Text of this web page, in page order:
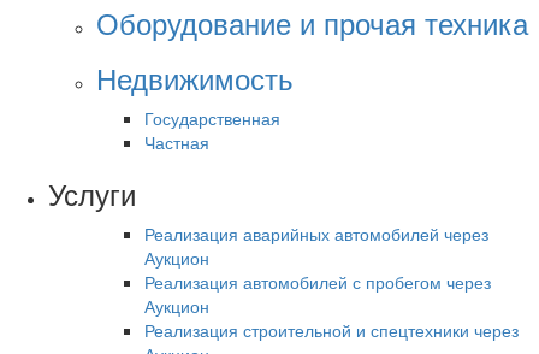
Оборудование и прочая техника
Недвижимость
Государственная
Частная
Услуги
Реализация аварийных автомобилей через
Аукцион
Реализация автомобилей с пробегом через
Аукцион
Реализация строительной и спецтехники через